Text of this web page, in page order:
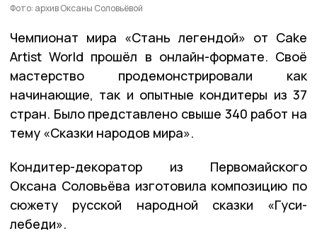
Фото: архив Оксаны Соловьёвой
Чемпионат мира «Стань легендой» от Cake
Artist World прошёл в онлайн-формате. Своё
мастерство продемонстрировали как
начинающие, так и опытные кондитеры из 37
стран. Было представлено свыше 340 работ на
тему «Сказки народов мира».
Кондитер-декоратор из Первомайского
Оксана Соловьёва изготовила композицию по
сюжету русской народной сказки «Гуси-
лебеди».